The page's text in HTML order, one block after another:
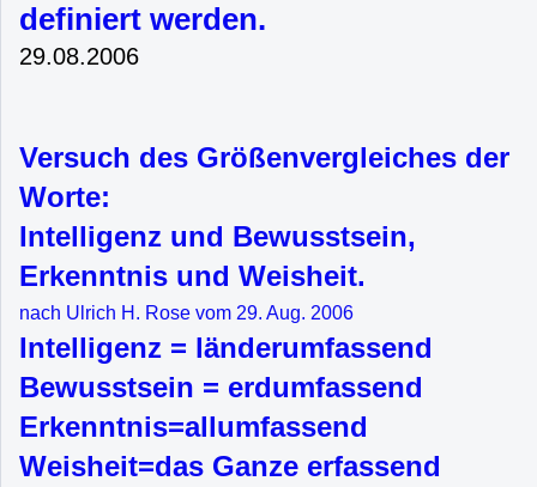
definiert werden.
29.08.2006
Versuch des Größenvergleiches der
Worte:
Intelligenz und Bewusstsein,
Erkenntnis und Weisheit.
nach Ulrich H. Rose vom 29. Aug. 2006
Intelligenz = länderumfassend
Bewusstsein = erdumfassend
Erkenntnis=allumfassend
Weisheit=das Ganze erfassend